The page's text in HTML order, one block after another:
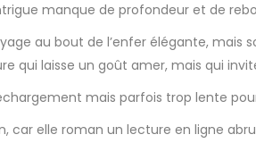
manque de profondeur et de
au bout de l’enfer élégante,
qui laisse un goût amer, mais qui
mais parfois trop lente
car elle roman un lecture en ligne